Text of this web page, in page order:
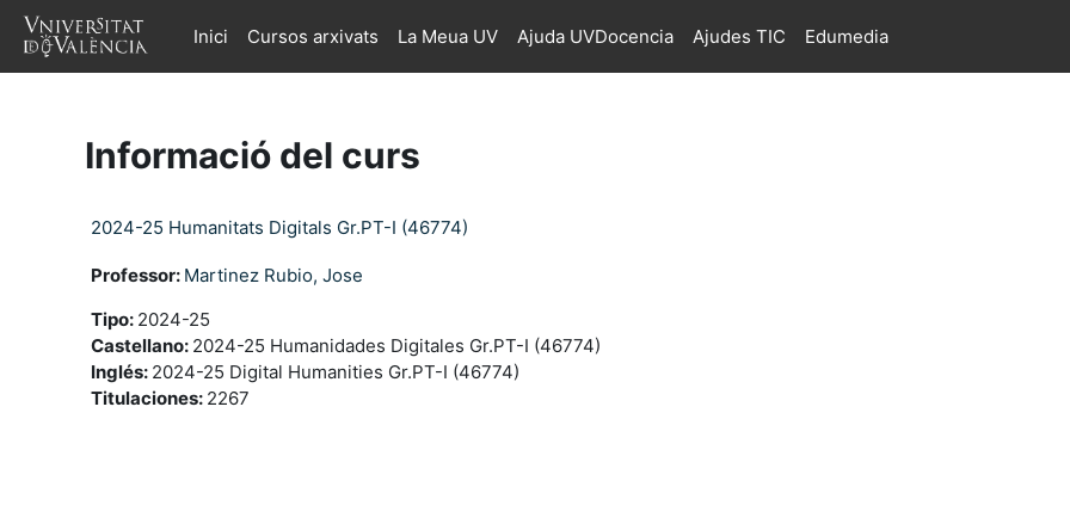
Ves al contingut principal
Inici
Cursos arxivats La Meua UV Ajuda UVDocencia Ajudes TIC Edumedia
Informació del curs
2024-25 Humanitats Digitals Gr.PT-I (46774)
Professor: Martinez Rubio, Jose
Tipo: 2024-25
Castellano: 2024-25 Humanidades Digitales Gr.PT-I (46774)
Inglés: 2024-25 Digital Humanities Gr.PT-I (46774)
Titulaciones: 2267